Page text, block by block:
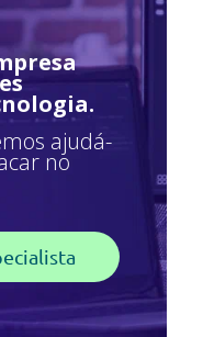
ajudá-
no